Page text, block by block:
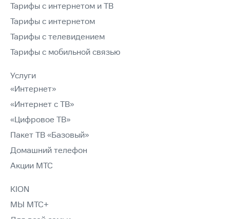
Тарифы с интернетом и ТВ
Тарифы с интернетом
Тарифы с телевидением
Тарифы с мобильной связью
Услуги
«Интернет»
«Интернет с ТВ»
«Цифровое ТВ»
Пакет ТВ «Базовый»
Домашний телефон
Акции МТС
KION
МЫ МТС+